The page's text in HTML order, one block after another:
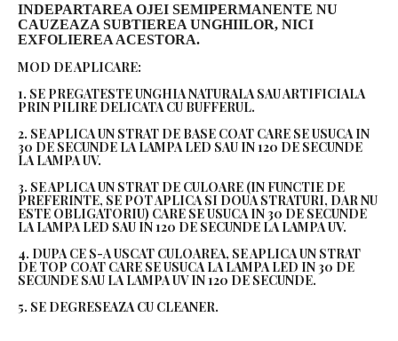
INDEPARTAREA OJEI SEMIPERMANENTE NU
CAUZEAZA SUBTIEREA UNGHIILOR, NICI
EXFOLIEREA ACESTORA.
MOD DE APLICARE:
1. SE PREGATESTE UNGHIA NATURALA SAU ARTIFICIALA
PRIN PILIRE DELICATA CU BUFFERUL.
2. SE APLICA UN STRAT DE BASE COAT CARE SE USUCA IN
30 DE SECUNDE LA LAMPA LED SAU IN 120 DE SECUNDE
LA LAMPA UV.
3. SE APLICA UN STRAT DE CULOARE (IN FUNCTIE DE
PREFERINTE, SE POT APLICA SI DOUA STRATURI, DAR NU
ESTE OBLIGATORIU) CARE SE USUCA IN 30 DE SECUNDE
LA LAMPA LED SAU IN 120 DE SECUNDE LA LAMPA UV.
4. DUPA CE S-A USCAT CULOAREA, SE APLICA UN STRAT
DE TOP COAT CARE SE USUCA LA LAMPA LED IN 30 DE
SECUNDE SAU LA LAMPA UV IN 120 DE SECUNDE.
5. SE DEGRESEAZA CU CLEANER.